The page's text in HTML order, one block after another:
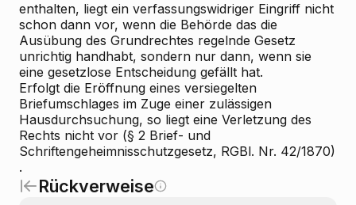
enthalten, liegt ein verfassungswidriger Eingriff nicht
schon dann vor, wenn die Behörde das die
Ausübung des Grundrechtes regelnde Gesetz
unrichtig handhabt, sondern nur dann, wenn sie
eine gesetzlose Entscheidung gefällt hat.
Erfolgt die Eröffnung eines versiegelten
Briefumschlages im Zuge einer zulässigen
Hausdurchsuchung, so liegt eine Verletzung des
Rechts nicht vor (§ 2 Brief- und
Schriftengeheimnisschutzgesetz, RGBl. Nr. 42/1870)
.
Rückverweise